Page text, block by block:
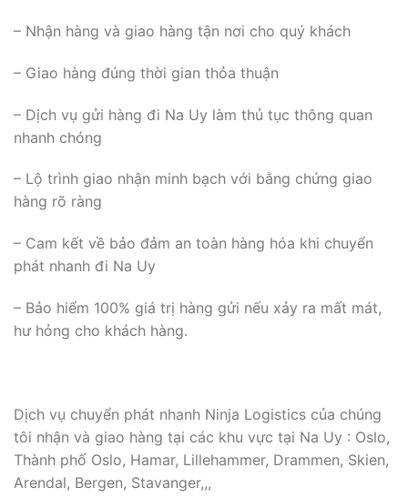
– Nhận hàng và giao hàng tận nơi cho quý khách
– Giao hàng đúng thời gian thỏa thuận
– Dịch vụ gửi hàng đi Na Uy làm thủ tục thông quan
nhanh chóng
– Lộ trình giao nhận minh bạch với bằng chứng giao
hàng rõ ràng
– Cam kết về bảo đảm an toàn hàng hóa khi chuyển
phát nhanh đi Na Uy
– Bảo hiểm 100% giá trị hàng gửi nếu xảy ra mất mát,
hư hỏng cho khách hàng.
Dịch vụ chuyển phát nhanh Ninja Logistics của chúng
tôi nhận và giao hàng tại các khu vực tại Na Uy : Oslo,
Thành phố Oslo, Hamar, Lillehammer, Drammen, Skien,
Arendal, Bergen, Stavanger,,,